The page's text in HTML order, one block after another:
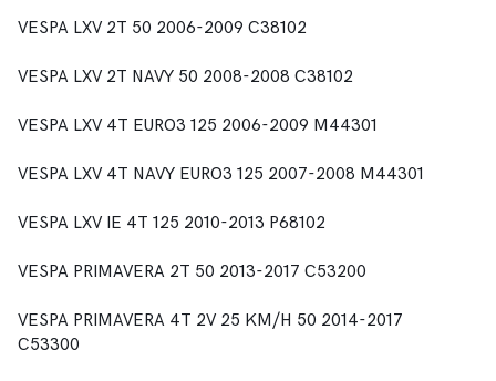
VESPA LXV 2T 50 2006-2009 C38102
VESPA LXV 2T NAVY 50 2008-2008 C38102
VESPA LXV 4T EURO3 125 2006-2009 M44301
VESPA LXV 4T NAVY EURO3 125 2007-2008 M44301
VESPA LXV IE 4T 125 2010-2013 P68102
VESPA PRIMAVERA 2T 50 2013-2017 C53200
VESPA PRIMAVERA 4T 2V 25 KM/H 50 2014-2017
C53300